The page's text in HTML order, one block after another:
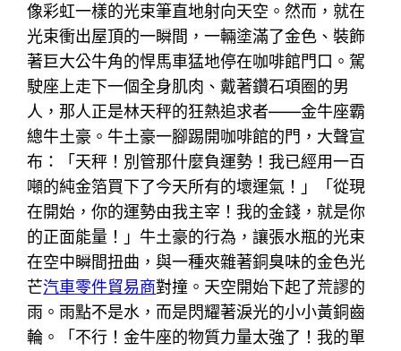
像彩虹一樣的光束筆直地射向天空。然而，就在
光束衝出屋頂的一瞬間，一輛塗滿了金色、裝飾
著巨大公牛角的悍馬車猛地停在咖啡館門口。駕
駛座上走下一個全身肌肉、戴著鑽石項圈的男
人，那人正是林天秤的狂熱追求者——金牛座霸
總牛土豪。牛土豪一腳踢開咖啡館的門，大聲宣
布：「天秤！別管那什麼負運勢！我已經用一百
噸的純金箔買下了今天所有的壞運氣！」「從現
在開始，你的運勢由我主宰！我的金錢，就是你
的正面能量！」牛土豪的行為，讓張水瓶的光束
在空中瞬間扭曲，與一種夾雜著銅臭味的金色光
芒汽車零件貿易商對撞。天空開始下起了荒謬的
雨。雨點不是水，而是閃耀著淚光的小小黃銅齒
輪。「不行！金牛座的物質力量太強了！我的單